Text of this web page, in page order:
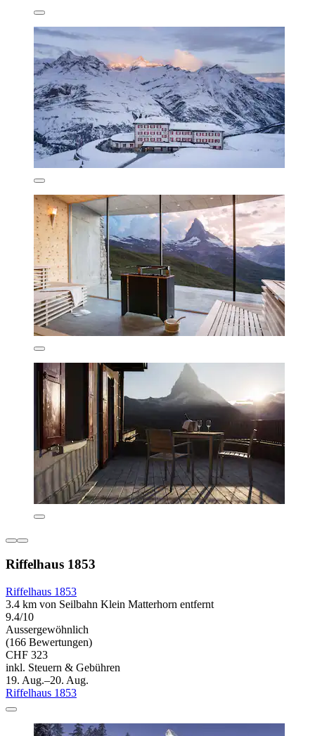
Riffelhaus 1853
Riffelhaus 1853
3.4 km von Seilbahn Klein Matterhorn entfernt
9.4/10
Aussergewöhnlich
(166 Bewertungen)
CHF 323
inkl. Steuern & Gebühren
19. Aug.–20. Aug.
Riffelhaus 1853